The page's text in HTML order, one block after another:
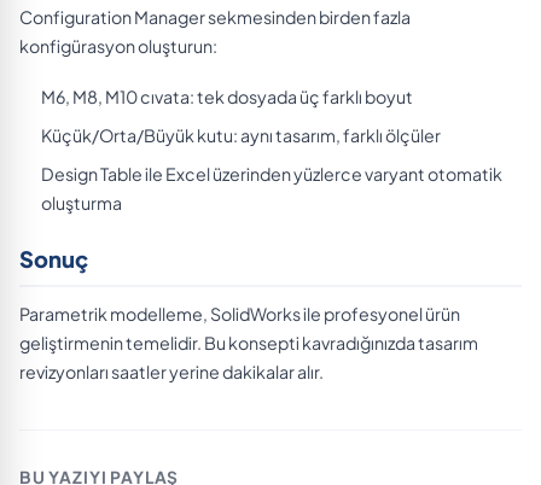
Configuration Manager sekmesinden birden fazla
konfigürasyon oluşturun:
M6, M8, M10 cıvata: tek dosyada üç farklı boyut
Küçük/Orta/Büyük kutu: aynı tasarım, farklı ölçüler
Design Table ile Excel üzerinden yüzlerce varyant otomatik
oluşturma
Sonuç
Parametrik modelleme, SolidWorks ile profesyonel ürün
geliştirmenin temelidir. Bu konsepti kavradığınızda tasarım
revizyonları saatler yerine dakikalar alır.
BU YAZIYI PAYLAŞ